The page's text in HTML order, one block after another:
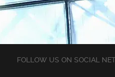
FOLLOW US ON SOCIAL